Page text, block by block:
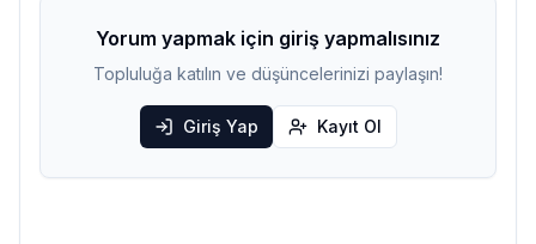
Yorum yapmak için giriş yapmalısınız
Topluluğa katılın ve düşüncelerinizi paylaşın!
Giriş Yap Kayıt Ol